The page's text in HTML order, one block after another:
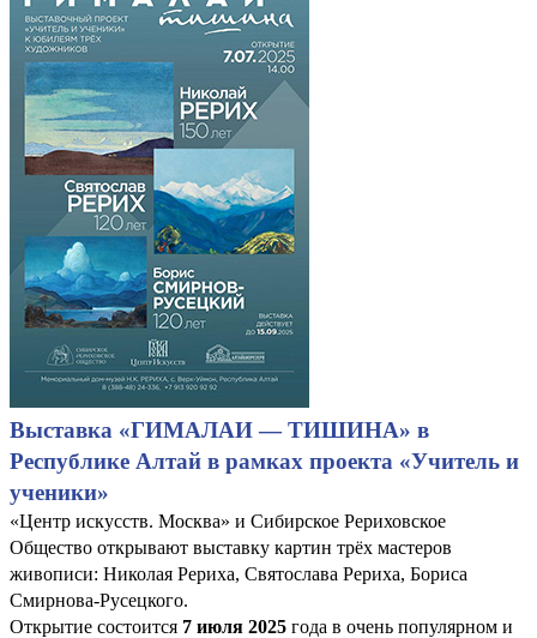
Выставка «ГИМАЛАИ — ТИШИНА» в
Республике Алтай в рамках проекта «Учитель и
ученики»
«Центр искусств. Москва» и Сибирское Рериховское
Общество открывают выставку картин трёх мастеров
живописи: Николая Рериха, Святослава Рериха, Бориса
Смирнова-Русецкого.
Открытие состоится 7 июля 2025 года в очень популярном и